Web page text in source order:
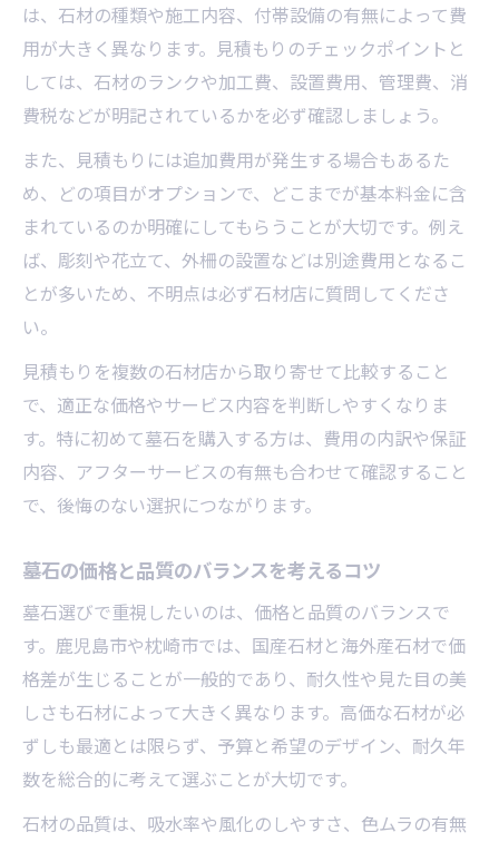
は、石材の種類や施工内容、付帯設備の有無によって費
用が大きく異なります。見積もりのチェックポイントと
しては、石材のランクや加工費、設置費用、管理費、消
費税などが明記されているかを必ず確認しましょう。
また、見積もりには追加費用が発生する場合もあるた
め、どの項目がオプションで、どこまでが基本料金に含
まれているのか明確にしてもらうことが大切です。例え
ば、彫刻や花立て、外柵の設置などは別途費用となるこ
とが多いため、不明点は必ず石材店に質問してくださ
い。
見積もりを複数の石材店から取り寄せて比較すること
で、適正な価格やサービス内容を判断しやすくなりま
す。特に初めて墓石を購入する方は、費用の内訳や保証
内容、アフターサービスの有無も合わせて確認すること
で、後悔のない選択につながります。
墓石の価格と品質のバランスを考えるコツ
墓石選びで重視したいのは、価格と品質のバランスで
す。鹿児島市や枕崎市では、国産石材と海外産石材で価
格差が生じることが一般的であり、耐久性や見た目の美
しさも石材によって大きく異なります。高価な石材が必
ずしも最適とは限らず、予算と希望のデザイン、耐久年
数を総合的に考えて選ぶことが大切です。
石材の品質は、吸水率や風化のしやすさ、色ムラの有無